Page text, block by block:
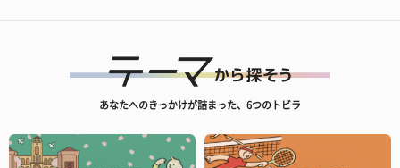
あなたへのきっかけが詰まった、6つのトビラ